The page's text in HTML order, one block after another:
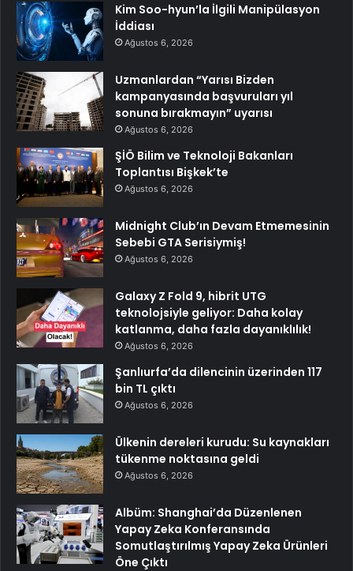
Kim Soo-hyun’la İlgili Manipülasyon
İddiası
Ağustos 6, 2026
Uzmanlardan “Yarısı Bizden
kampanyasında başvuruları yıl
sonuna bırakmayın” uyarısı
Ağustos 6, 2026
ŞİÖ Bilim ve Teknoloji Bakanları
Toplantısı Bişkek’te
Ağustos 6, 2026
Midnight Club’ın Devam Etmemesinin
Sebebi GTA Serisiymiş!
Ağustos 6, 2026
Galaxy Z Fold 9, hibrit UTG
teknolojsiyle geliyor: Daha kolay
katlanma, daha fazla dayanıklılık!
Ağustos 6, 2026
Şanlıurfa’da dilencinin üzerinden 117
bin TL çıktı
Ağustos 6, 2026
Ülkenin dereleri kurudu: Su kaynakları
tükenme noktasına geldi
Ağustos 6, 2026
Albüm: Shanghai’da Düzenlenen
Yapay Zeka Konferansında
Somutlaştırılmış Yapay Zeka Ürünleri
Öne Çıktı